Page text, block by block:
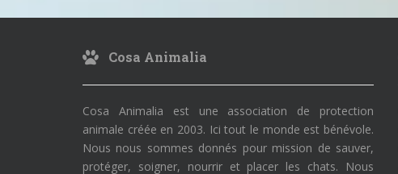
Cosa Animalia
Cosa Animalia est une association de protection
animale créée en 2003. Ici tout le monde est bénévole.
Nous nous sommes donnés pour mission de sauver,
protéger, soigner, nourrir et placer les chats. Nous